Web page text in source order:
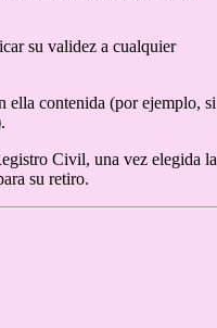
su validez a cualquier
ella contenida (por ejemplo, si
Civil, una vez elegida la
su retiro.